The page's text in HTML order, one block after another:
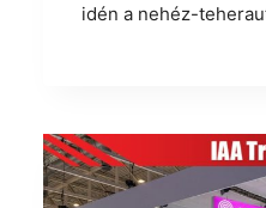
idén a nehéz-